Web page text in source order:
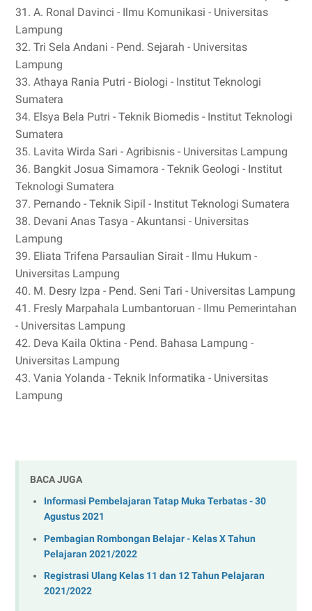
31. A. Ronal Davinci - Ilmu Komunikasi - Universitas
Lampung
32. Tri Sela Andani - Pend. Sejarah - Universitas
Lampung
33. Athaya Rania Putri - Biologi - Institut Teknologi
Sumatera
34. Elsya Bela Putri - Teknik Biomedis - Institut Teknologi
Sumatera
35. Lavita Wirda Sari - Agribisnis - Universitas Lampung
36. Bangkit Josua Simamora - Teknik Geologi - Institut
Teknologi Sumatera
37. Pernando - Teknik Sipil - Institut Teknologi Sumatera
38. Devani Anas Tasya - Akuntansi - Universitas
Lampung
39. Eliata Trifena Parsaulian Sirait - Ilmu Hukum -
Universitas Lampung
40. M. Desry Izpa - Pend. Seni Tari - Universitas Lampung
41. Fresly Marpahala Lumbantoruan - Ilmu Pemerintahan
- Universitas Lampung
42. Deva Kaila Oktina - Pend. Bahasa Lampung -
Universitas Lampung
43. Vania Yolanda - Teknik Informatika - Universitas
Lampung
BACA JUGA
Informasi Pembelajaran Tatap Muka Terbatas - 30
Agustus 2021
Pembagian Rombongan Belajar - Kelas X Tahun
Pelajaran 2021/2022
Registrasi Ulang Kelas 11 dan 12 Tahun Pelajaran
2021/2022